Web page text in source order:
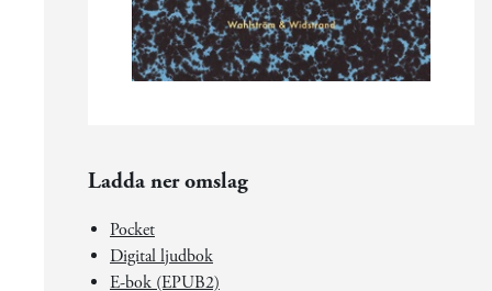
Ladda ner omslag
Pocket
Digital ljudbok
E-bok (EPUB2)